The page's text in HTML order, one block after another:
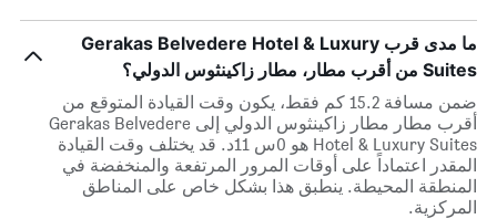
ما مدى قرب Gerakas Belvedere Hotel & Luxury
Suites من أقرب مطار، مطار زاكينثوس الدولي؟
ضمن مسافة 15.2 كم فقط، يكون وقت القيادة المتوقع من
أقرب مطار مطار زاكينثوس الدولي إلى Gerakas Belvedere
Hotel & Luxury Suites هو 0س 11د. قد يختلف وقت القيادة
المقدر اعتماداً على أوقات المرور المرتفعة والمنخفضة في
المنطقة المحيطة. ينطبق هذا بشكل خاص على المناطق
المركزية.